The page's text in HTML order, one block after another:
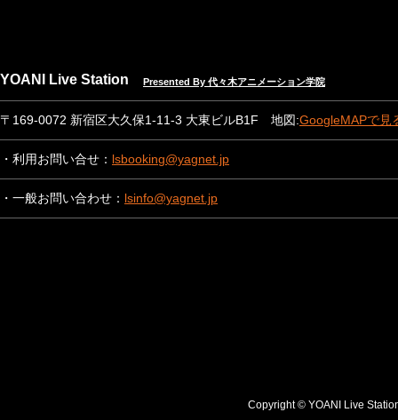
YOANI Live Station Presented By 代々木アニメーション学院
〒169-0072 新宿区大久保1-11-3 大東ビルB1F 地図:GoogleMAPで見
・利用お問い合せ： lsbooking@yagnet.jp
・一般お問い合わせ： lsinfo@yagnet.jp
Copyright © YOANI Live